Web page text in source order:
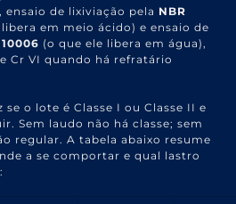
ensaio de lixiviação pela NBR
em meio ácido) e ensaio de
(o que ele libera em água),
Cr VI quando há refratário
o lote é Classe I ou Classe II e
Sem laudo não há classe; sem
regular. A tabela abaixo resume
a se comportar e qual lastro